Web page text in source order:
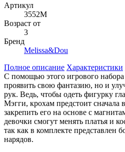
Артикул
3552M
Возраст от
3
Бренд
Melissa&Dou
Полное описание Характеристики
С помощью этого игрового
проявить свою фантазию, но и
рук. Ведь, чтобы одеть фигурку
Мэгги, крохам предстоит сначала
закрепить его на основе с
девочки смогут менять платья и
так как в комплекте
нарядов.